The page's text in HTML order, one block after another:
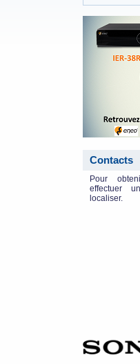
Contacts
Pour
effectuer
localiser.